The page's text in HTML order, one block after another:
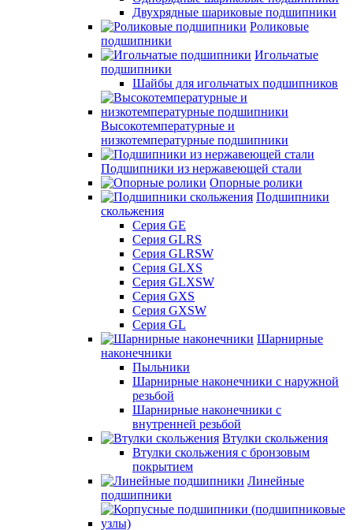
Двухрядные шариковые подшипники
Роликовые
подшипники
Игольчатые
подшипники
Шайбы для игольчатых подшипников
Высокотемпературные и
низкотемпературные подшипники
Подшипники из нержавеющей стали
Опорные ролики
Подшипники
скольжения
Серия GE
Серия GLRS
Серия GLRSW
Серия GLXS
Серия GLXSW
Серия GXS
Серия GXSW
Серия GL
Шарнирные
наконечники
Пыльники
Шарнирные наконечники с наружной
резьбой
Шарнирные наконечники с
внутренней резьбой
Втулки скольжения
Втулки скольжения с бронзовым
покрытием
Линейные
подшипники